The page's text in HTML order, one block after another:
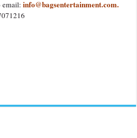
email: info@bagsentertainment.com.